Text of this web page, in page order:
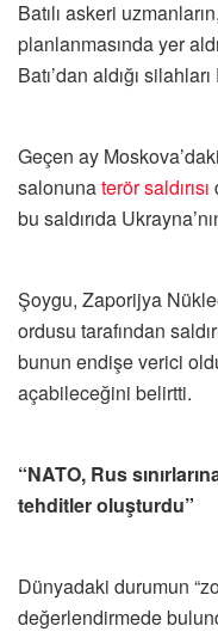
Batılı askeri
planlanmasında yer
Batı’dan aldığı
Geçen ay
salonunaterör saldırısı
bu saldırıda
Şoygu, Zaporijya
ordusu tarafından
bunun endişe verici
açabileceğini belirtti.
“NATO, Rus
tehditler oluşturdu”
Dünyadaki durumun
değerlendirmede